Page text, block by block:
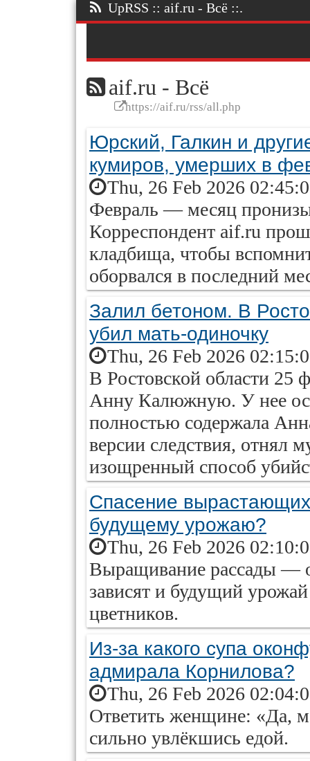
UpRSS :: aif.ru - Всё ::.
aif.ru - Всё
https://aif.ru/rss/all.php
Юрский, Галкин и
кумиров, умерших в
Thu, 26 Feb 2026
Февраль — месяц
Корреспондент aif.ru
кладбища, чтобы
оборвался в последний
Залил бетоном. В
убил мать-одиночку
Thu, 26 Feb 2026
В Ростовской области 25
Анну Калюжную. У нее
полностью содержала
версии следствия, отнял
изощренный способ
Спасение
будущему урожаю?
Thu, 26 Feb 2026
Выращивание рассады —
зависят и будущий
цветников.
Из-за какого супа
адмирала Корнилова?
Thu, 26 Feb 2026
Ответить женщине: «Да,
сильно увлёкшись едой.